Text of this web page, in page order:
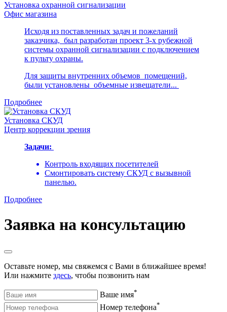
Установка охранной сигнализации
Офис магазина
Исходя из поставленных задач и пожеланий
заказчика, был разработан проект 3-х рубежной
системы охранной сигнализации с подключением
к пульту охраны.
Для защиты внутренних объемов помещений,
были установлены объемные извещатели...
Подробнее
Установка СКУД
Центр коррекции зрения
Задачи:
Контроль входящих посетителей
Смонтировать систему СКУД с вызывной
панелью.
Подробнее
Заявка на консультацию
Оставьте номер, мы свяжемся с Вами в ближайшее время!
Или нажмите здесь, чтобы позвонить нам
Ваше имя*
Номер телефона*